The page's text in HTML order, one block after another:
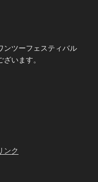
ンツーフェスティバル
います。
ンク